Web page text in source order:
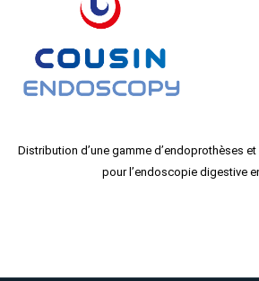
Distribution d’une gamme d’endoprothèses
pour l’endoscopie digestive